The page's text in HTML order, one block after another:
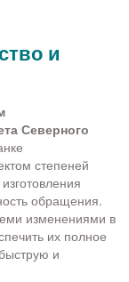
и
Северного
степеней
обращения.
изменениями в
их полное
и